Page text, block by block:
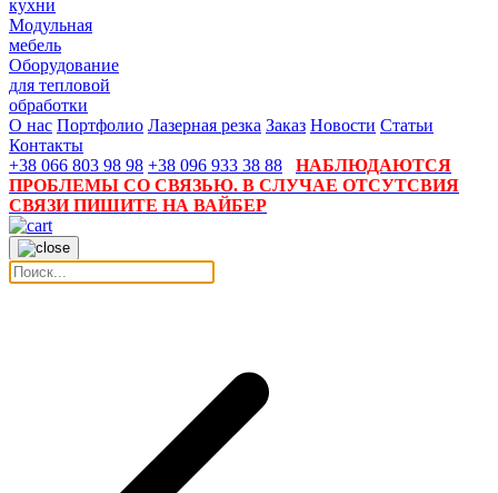
кухни
Модульная
мебель
Оборудование
для тепловой
обработки
О нас Портфолио Лазерная резка Заказ Новости Статьи
Контакты
+38 066 803 98 98 +38 096 933 38 88
НАБЛЮДАЮТСЯ
ПРОБЛЕМЫ СО СВЯЗЬЮ. В СЛУЧАЕ ОТСУТСВИЯ
СВЯЗИ ПИШИТЕ НА ВАЙБЕР